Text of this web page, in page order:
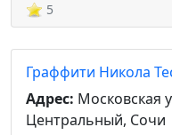
5
Граффити Никола
Адрес: Московская
Центральный, Сочи